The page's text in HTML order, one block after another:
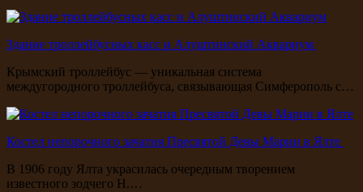
Здание троллейбусных касс и Алуштинский Аквариум
Крымский троллейбус — уникальная система
междугородного троллейбуса, связывающая Симферополь с…
Костел непорочного зачатия Пресвятой Девы Марии в Ялте
В 1906 году Ялта украсилась очередным творением
известного зодчего Н.…